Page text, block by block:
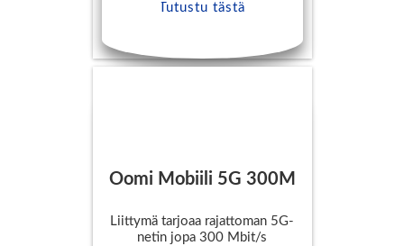
Tutustu tästä
Oomi Mobiili 5G 300M
Liittymä tarjoaa rajattoman 5G-
netin jopa 300 Mbit/s